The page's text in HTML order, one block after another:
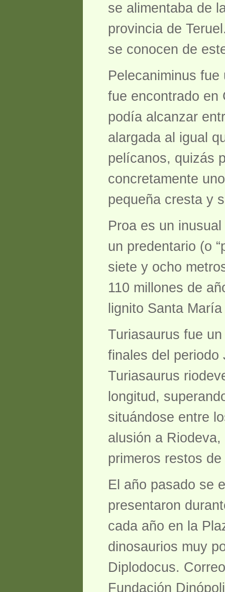
se alimentaba de
provincia de
se conocen de
Pelecaniminus
fue encontrado en
podía alcanzar
alargada al igual
pelícanos, quizás
concretamente
pequeña cresta y
Proa es un
un predentario (o
siete y ocho
110 millones de
lignito Santa
Turiasaurus fue
finales del periodo
Turiasaurus
longitud,
situándose entre
alusión a
primeros restos
El año pasado se
presentaron
cada año en la
dinosaurios muy
Diplodocus.
Fundación